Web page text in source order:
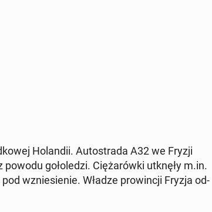
Ho­lan­dii. Au­to­stra­da A32 we Fryzji
go­ło­le­dzi. Cię­ża­rów­ki utknęły m.in.
wznie­sie­nie. Władze pro­win­cji Fryzja od­